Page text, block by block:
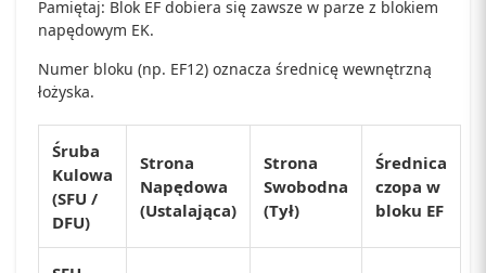
Pamiętaj: Blok EF dobiera się zawsze w parze z blokiem
napędowym EK.
Numer bloku (np. EF12) oznacza średnicę wewnętrzną
łożyska.
Śruba
Kulowa
(SFU /
DFU)
Strona
Napędowa
(Ustalająca)
Strona
Swobodna
(Tył)
Średnica
czopa w
bloku EF